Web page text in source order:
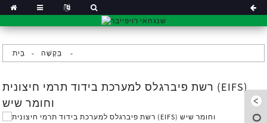
בַּיִת בַּקָשָׁה
רשת פיברגלס למערכת בידוד תרמי חיצונית (EIFS)
וחומר שיש